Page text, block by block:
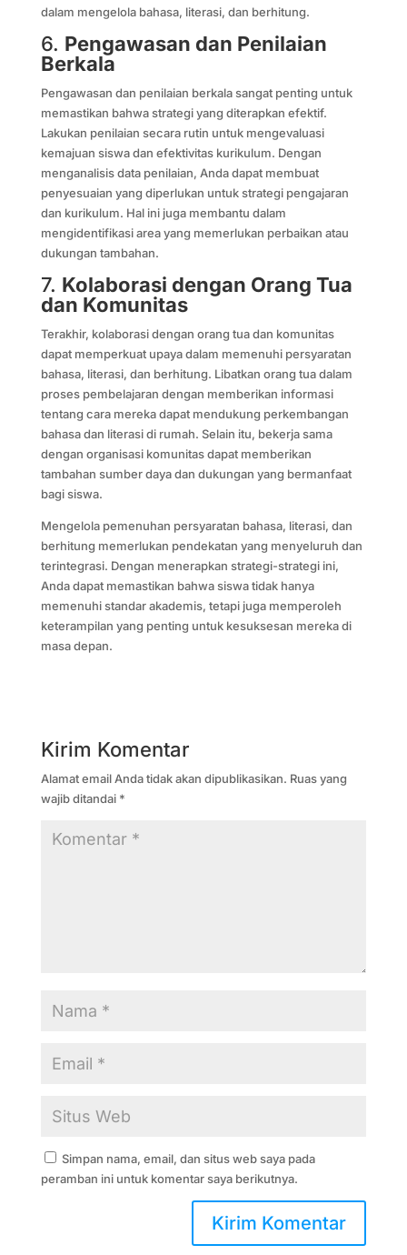
dalam mengelola bahasa, literasi, dan berhitung.
6. Pengawasan dan Penilaian
Berkala
Pengawasan dan penilaian berkala sangat penting untuk
memastikan bahwa strategi yang diterapkan efektif.
Lakukan penilaian secara rutin untuk mengevaluasi
kemajuan siswa dan efektivitas kurikulum. Dengan
menganalisis data penilaian, Anda dapat membuat
penyesuaian yang diperlukan untuk strategi pengajaran
dan kurikulum. Hal ini juga membantu dalam
mengidentifikasi area yang memerlukan perbaikan atau
dukungan tambahan.
7. Kolaborasi dengan Orang Tua
dan Komunitas
Terakhir, kolaborasi dengan orang tua dan komunitas
dapat memperkuat upaya dalam memenuhi persyaratan
bahasa, literasi, dan berhitung. Libatkan orang tua dalam
proses pembelajaran dengan memberikan informasi
tentang cara mereka dapat mendukung perkembangan
bahasa dan literasi di rumah. Selain itu, bekerja sama
dengan organisasi komunitas dapat memberikan
tambahan sumber daya dan dukungan yang bermanfaat
bagi siswa.
Mengelola pemenuhan persyaratan bahasa, literasi, dan
berhitung memerlukan pendekatan yang menyeluruh dan
terintegrasi. Dengan menerapkan strategi-strategi ini,
Anda dapat memastikan bahwa siswa tidak hanya
memenuhi standar akademis, tetapi juga memperoleh
keterampilan yang penting untuk kesuksesan mereka di
masa depan.
Kirim Komentar
Alamat email Anda tidak akan dipublikasikan. Ruas yang
wajib ditandai *
Simpan nama, email, dan situs web saya pada
peramban ini untuk komentar saya berikutnya.